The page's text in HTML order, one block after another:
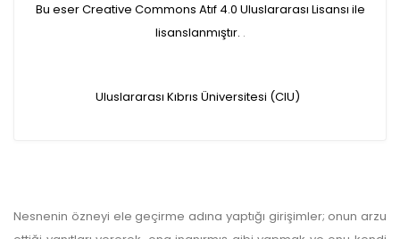
alınmaktadır.
makaleler için yazarlara
APC bilgi mesajı
Bu eser Creative Commons Atıf 4.0 Uluslararası Lisansı ile
lisanslanmıştır. .
Uluslararası Kıbrıs Üniversitesi (CIU)
Nesnenin özneyi ele geçirme adına yaptığı girişimler; onun arzu